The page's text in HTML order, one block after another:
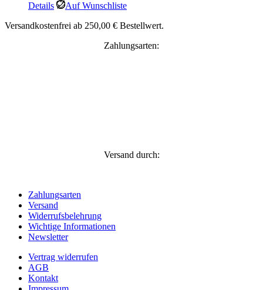
Details
Auf Wunschliste
Versandkostenfrei ab 250,00 € Bestellwert.
Zahlungsarten:
Versand durch:
Zahlungsarten
Versand
Widerrufsbelehrung
Wichtige Informationen
Newsletter
Vertrag widerrufen
AGB
Kontakt